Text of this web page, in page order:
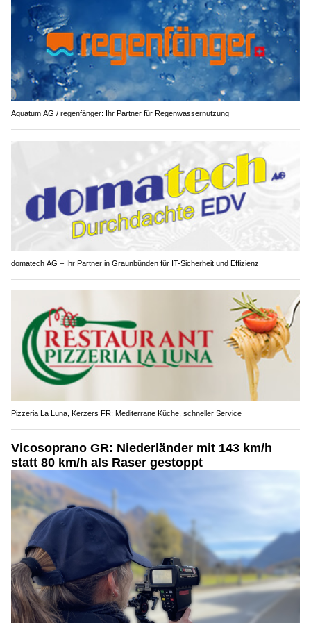
Aquatum AG / regenfänger: Ihr Partner für Regenwassernutzung
domatech AG – Ihr Partner in Graunbünden für IT-Sicherheit und Effizienz
Pizzeria La Luna, Kerzers FR: Mediterrane Küche, schneller Service
Vicosoprano GR: Niederländer mit 143 km/h
statt 80 km/h als Raser gestoppt